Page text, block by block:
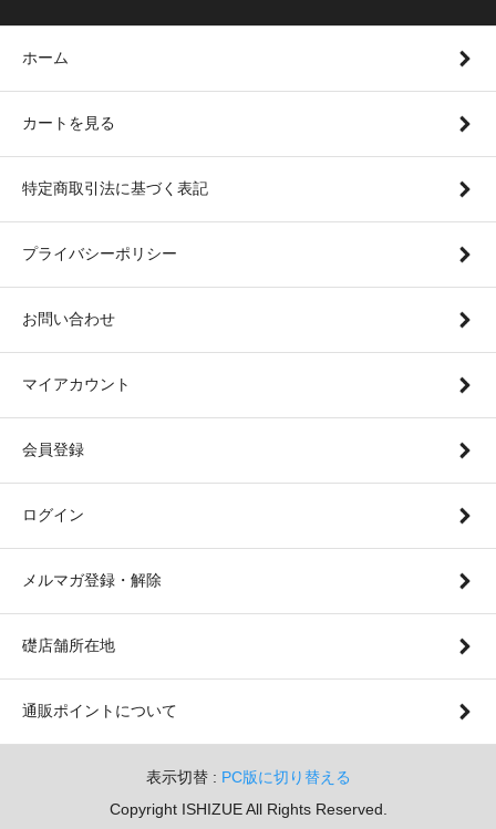
ホーム
カートを見る
特定商取引法に基づく表記
プライバシーポリシー
お問い合わせ
マイアカウント
会員登録
ログイン
メルマガ登録・解除
礎店舗所在地
通販ポイントについて
表示切替 : PC版に切り替える
Copyright ISHIZUE All Rights Reserved.